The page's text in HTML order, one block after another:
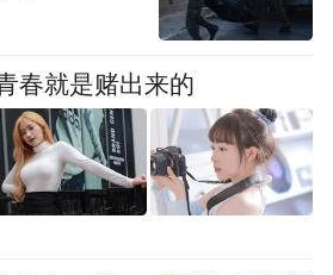
春就是赌出来的